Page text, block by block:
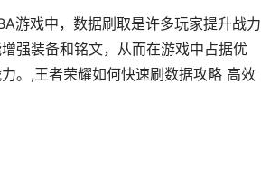
游戏中，数据刷取是许多玩家提升战力
强装备和铭文，从而在游戏中占据优
。,王者荣耀如何快速刷数据攻略 高效